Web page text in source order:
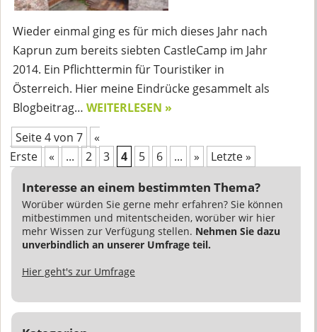
Wieder einmal ging es für mich dieses Jahr nach
Kaprun zum bereits siebten CastleCamp im Jahr
2014. Ein Pflichttermin für Touristiker in
Österreich. Hier meine Eindrücke gesammelt als
Blogbeitrag…WEITERLESEN »
Seite 4 von 7
«
Erste
« ... 2 3 4 5 6 ... » Letzte »
Interesse an einem bestimmten Thema?
Worüber würden Sie gerne mehr erfahren? Sie können
mitbestimmen und mitentscheiden, worüber wir hier
mehr Wissen zur Verfügung stellen. Nehmen Sie dazu
unverbindlich an unserer Umfrage teil.
Hier geht's zur Umfrage